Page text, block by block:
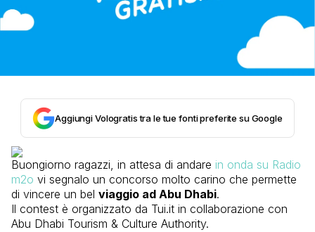
Aggiungi Vologratis tra le tue fonti preferite su Google
Buongiorno ragazzi, in attesa di andare in onda su Radio
m2o vi segnalo un concorso molto carino che permette
di vincere un bel viaggio ad Abu Dhabi.
Il contest è organizzato da Tui.it in collaborazione con
Abu Dhabi Tourism & Culture Authority.